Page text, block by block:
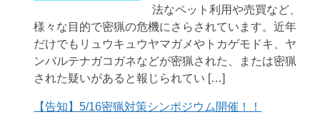
法なペット利用や売買など、
様々な目的で密猟の危機にさらされています。近年
だけでもリュウキュウヤマガメやトカゲモドキ、ヤ
ンバルテナガコガネなどが密猟された、または密猟
された疑いがあると報じられてい […]
【告知】5/16密猟対策シンポジウム開催！！